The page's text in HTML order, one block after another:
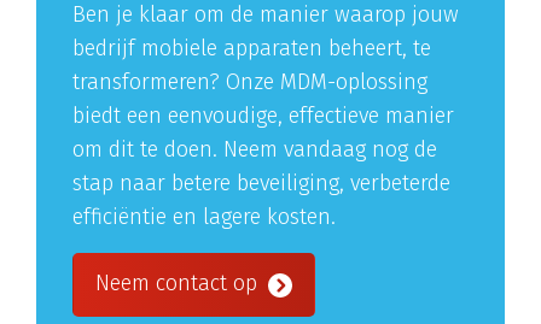
Ben je klaar om de manier waarop jouw
bedrijf mobiele apparaten beheert, te
transformeren? Onze MDM-oplossing
biedt een eenvoudige, effectieve manier
om dit te doen. Neem vandaag nog de
stap naar betere beveiliging, verbeterde
efficiëntie en lagere kosten.
Neem contact op